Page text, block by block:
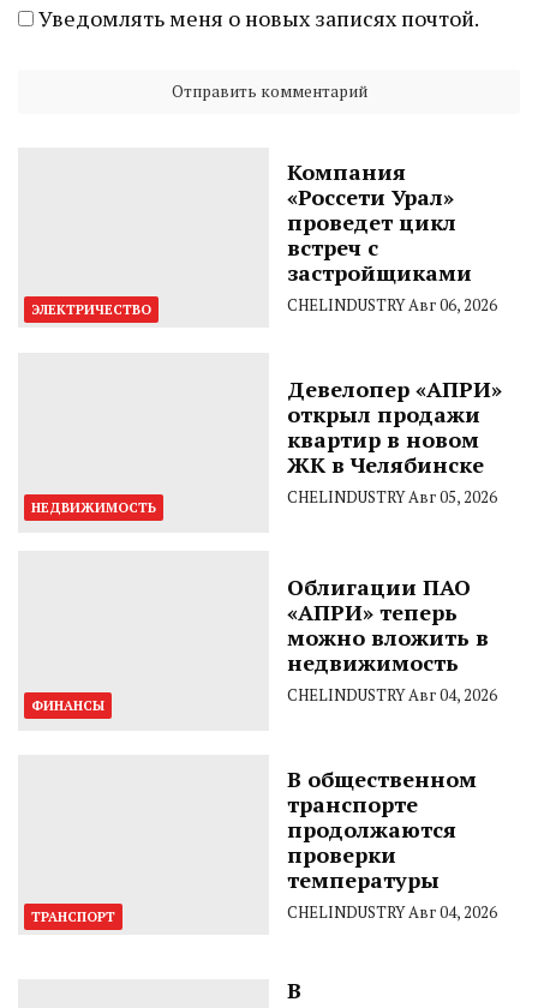
Уведомлять меня о новых записях почтой.
ЭЛЕКТРИЧЕСТВО
Компания
«Россети Урал»
проведет цикл
встреч с
застройщиками
CHELINDUSTRYАвг 06, 2026
НЕДВИЖИМОСТЬ
Девелопер «АПРИ»
открыл продажи
квартир в новом
ЖК в Челябинске
CHELINDUSTRYАвг 05, 2026
ФИНАНСЫ
Облигации ПАО
«АПРИ» теперь
можно вложить в
недвижимость
CHELINDUSTRYАвг 04, 2026
ТРАНСПОРТ
В общественном
транспорте
продолжаются
проверки
температуры
CHELINDUSTRYАвг 04, 2026
В